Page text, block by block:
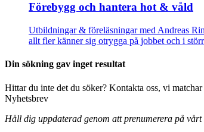
Förebygg och hantera hot & våld
Utbildningar & föreläsningar med Andreas
allt fler känner sig otrygga på jobbet och i
Din sökning gav inget resultat
Hittar du inte det du söker? Kontakta oss, vi
Nyhetsbrev
Håll dig uppdaterad genom att prenumerera på